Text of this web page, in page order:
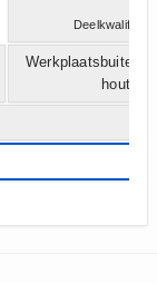
hout